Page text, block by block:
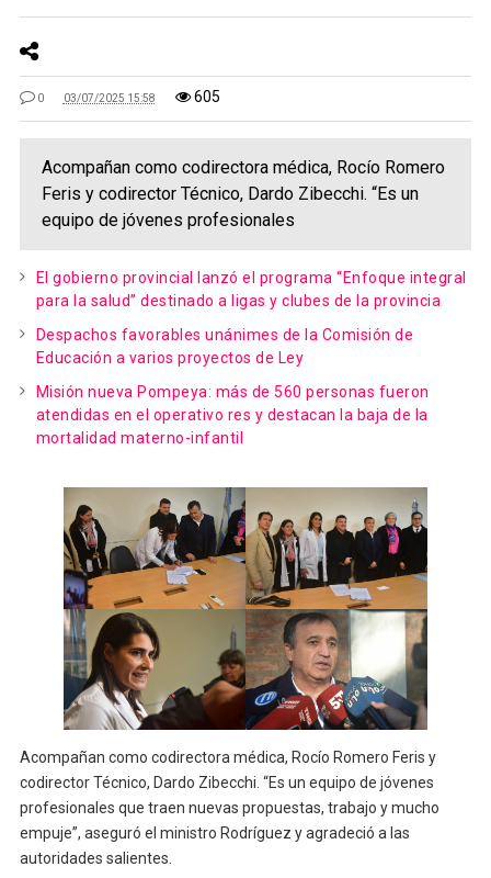
0 03/07/2025 15:58 605
Acompañan como codirectora médica, Rocío Romero
Feris y codirector Técnico, Dardo Zibecchi. “Es un
equipo de jóvenes profesionales
El gobierno provincial lanzó el programa “Enfoque integral
para la salud” destinado a ligas y clubes de la provincia
Despachos favorables unánimes de la Comisión de
Educación a varios proyectos de Ley
Misión nueva Pompeya: más de 560 personas fueron
atendidas en el operativo res y destacan la baja de la
mortalidad materno-infantil
Acompañan como codirectora médica, Rocío Romero Feris y
codirector Técnico, Dardo Zibecchi. “Es un equipo de jóvenes
profesionales que traen nuevas propuestas, trabajo y mucho
empuje”, aseguró el ministro Rodríguez y agradeció a las
autoridades salientes.